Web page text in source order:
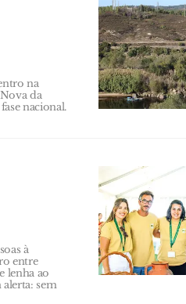
na
da
nacional.
à
entre
lenha ao
sem